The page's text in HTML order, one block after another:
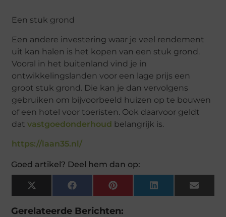
Een stuk grond
Een andere investering waar je veel rendement
uit kan halen is het kopen van een stuk grond.
Vooral in het buitenland vind je in
ontwikkelingslanden voor een lage prijs een
groot stuk grond. Die kan je dan vervolgens
gebruiken om bijvoorbeeld huizen op te bouwen
of een hotel voor toeristen. Ook daarvoor geldt
dat vastgoedonderhoud belangrijk is.
https://laan35.nl/
Goed artikel? Deel hem dan op:
X
(Twitter)
Facebook Pinterest LinkedIn Email
Gerelateerde Berichten: